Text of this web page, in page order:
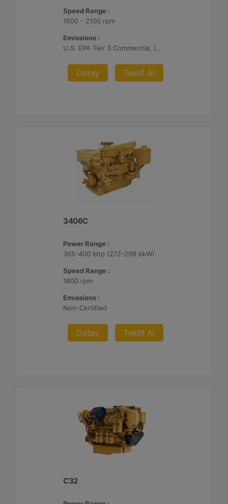
Speed Range :
1500 - 2100 rpm
Emissions :
U.S. EPA Tier 3 Commercial, IMO II, EU IWW, EU Stage V, China II
Detay Teklif Al
3406C
Power Range :
365-400 bhp (272-298 bkW)
Speed Range :
1800 rpm
Emissions :
Non-Certified
Detay Teklif Al
C32